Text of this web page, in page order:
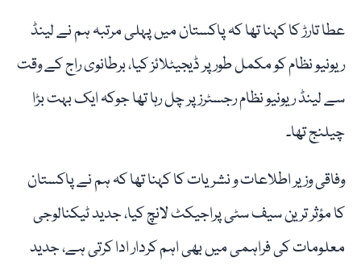
عطا تارڑ کا کہنا تھا کہ پاکستان میں پہلی مرتبہ ہم نے لینڈ
ریونیو نظام کو مکمل طور پر ڈیجیٹلائز کیا، برطانوی راج کے وقت
سے لینڈ ریونیو نظام رجسٹرز پر چل رہا تھا جوکہ ایک بہت بڑا
چیلنج تھا۔
وفاقی وزیر اطلاعات و نشریات کا کہنا تھا کہ ہم نے پاکستان
کا مؤثر ترین سیف سٹی پراجیکٹ لانچ کیا، جدید ٹیکنالوجی
معلومات کی فراہمی میں بھی اہم کردار ادا کرتی ہے، جدید